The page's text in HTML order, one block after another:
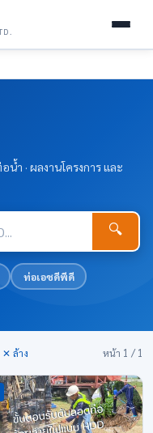
น้ำ · ผลงานโครงการ และ
🔍
ท่อเอชดีพีดี
✕ ล้าง หน้า 1 / 1